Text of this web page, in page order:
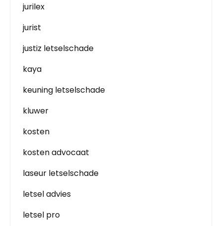
jurilex
jurist
justiz letselschade
kaya
keuning letselschade
kluwer
kosten
kosten advocaat
laseur letselschade
letsel advies
letsel pro